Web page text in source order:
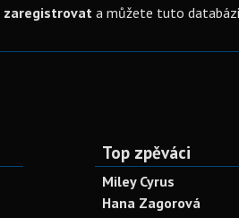
zaregistrovata můžete tuto databázi
Top zpěváci
Miley Cyrus
Hana Zagorová